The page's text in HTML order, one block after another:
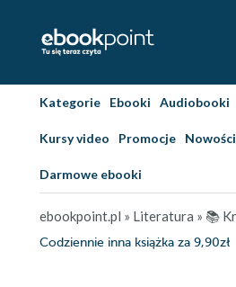
Kategorie Ebooki Audiobooki
Kursy video Promocje Nowości
Darmowe ebooki
ebookpoint.pl » Literatura » 📚
Codziennie inna książka za 9,90zł